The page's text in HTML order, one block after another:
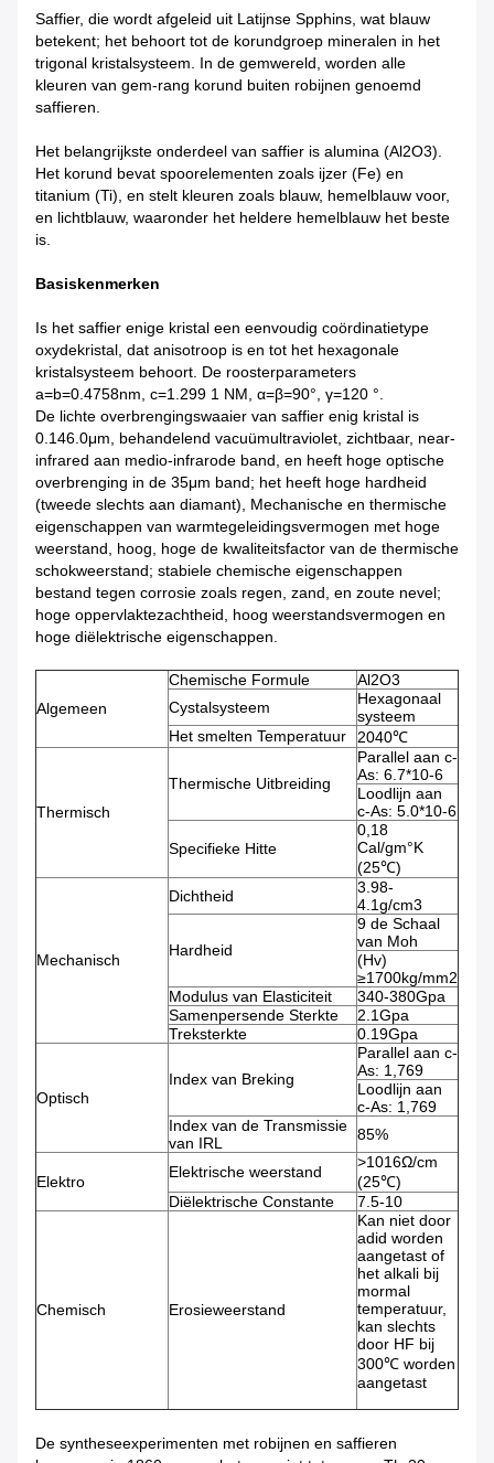
Saffier, die wordt afgeleid uit Latijnse Spphins, wat blauw
betekent; het behoort tot de korundgroep mineralen in het
trigonal kristalsysteem. In de gemwereld, worden alle
kleuren van gem-rang korund buiten robijnen genoemd
saffieren.
Het belangrijkste onderdeel van saffier is alumina (Al2O3).
Het korund bevat spoorelementen zoals ijzer (Fe) en
titanium (Ti), en stelt kleuren zoals blauw, hemelblauw voor,
en lichtblauw, waaronder het heldere hemelblauw het beste
is.
Basiskenmerken
Is het saffier enige kristal een eenvoudig coördinatietype
oxydekristal, dat anisotroop is en tot het hexagonale
kristalsysteem behoort. De roosterparameters
a=b=0.4758nm, c=1.299 1 NM, α=β=90°, γ=120 °.
De lichte overbrengingswaaier van saffier enig kristal is
0.146.0μm, behandelend vacuümultraviolet, zichtbaar, near-
infrared aan medio-infrarode band, en heeft hoge optische
overbrenging in de 35μm band; het heeft hoge hardheid
(tweede slechts aan diamant), Mechanische en thermische
eigenschappen van warmtegeleidingsvermogen met hoge
weerstand, hoog, hoge de kwaliteitsfactor van de thermische
schokweerstand; stabiele chemische eigenschappen
bestand tegen corrosie zoals regen, zand, en zoute nevel;
hoge oppervlaktezachtheid, hoog weerstandsvermogen en
hoge diëlektrische eigenschappen.
Algemeen
Chemische Formule
Al2O3
Cystalsysteem
Hexagonaal
systeem
Het smelten Temperatuur
2040℃
Thermisch
Thermische Uitbreiding
Parallel aan c-
As: 6.7*10-6
Loodlijn aan
c-As: 5.0*10-6
Specifieke Hitte
0,18
Cal/gm°K
(25℃)
Mechanisch
Dichtheid
3.98-
4.1g/cm3
Hardheid
9 de Schaal
van Moh
(Hv)
≥1700kg/mm2
Modulus van Elasticiteit
340-380Gpa
Samenpersende Sterkte
2.1Gpa
Treksterkte
0.19Gpa
Optisch
Index van Breking
Parallel aan c-
As: 1,769
Loodlijn aan
c-As: 1,769
Index van de Transmissie
van IRL
85%
Elektro
Elektrische weerstand
>1016Ω/cm
(25℃)
Diëlektrische Constante
7.5-10
Chemisch Erosieweerstand
Kan niet door
adid worden
aangetast of
het alkali bij
mormal
temperatuur,
kan slechts
door HF bij
300℃ worden
aangetast
De syntheseexperimenten met robijnen en saffieren